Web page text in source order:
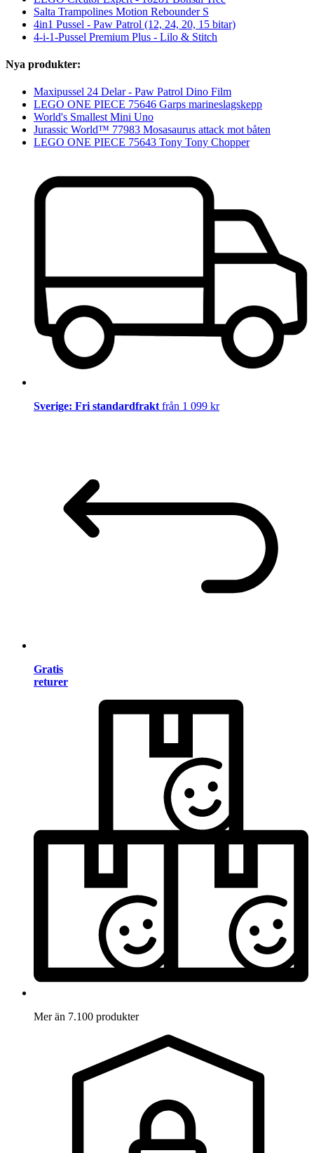
Salta Trampolines Motion Rebounder S
4in1 Pussel - Paw Patrol (12, 24, 20, 15 bitar)
4-i-1-Pussel Premium Plus - Lilo & Stitch
Nya produkter:
Maxipussel 24 Delar - Paw Patrol Dino Film
LEGO ONE PIECE 75646 Garps marineslagskepp
World's Smallest Mini Uno
Jurassic World™ 77983 Mosasaurus attack mot båten
LEGO ONE PIECE 75643 Tony Tony Chopper
Sverige: Fri standardfrakt från 1 099 kr
Gratis
returer
Mer än 7.100 produkter